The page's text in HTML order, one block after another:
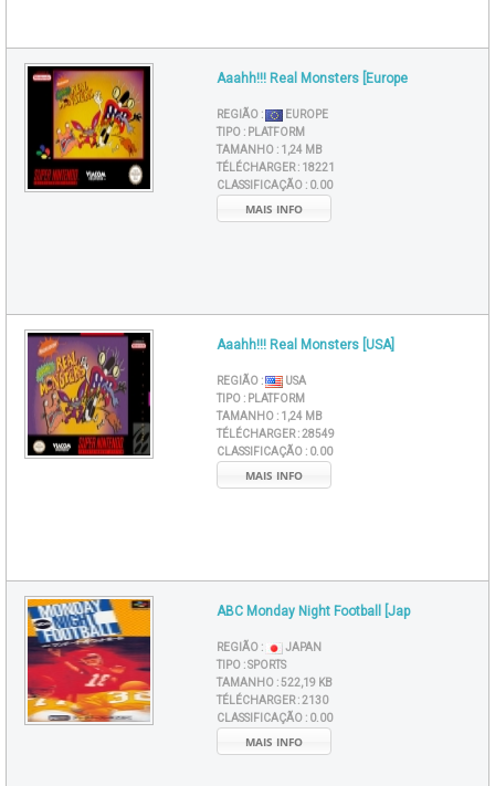
Aaahh!!! Real Monsters [Europe
REGIÃO :
EUROPE
TIPO : PLATFORM
TAMANHO : 1,24 MB
TÉLÉCHARGER : 18221
CLASSIFICAÇÃO : 0.00
MAIS INFO
Aaahh!!! Real Monsters [USA]
REGIÃO :
USA
TIPO : PLATFORM
TAMANHO : 1,24 MB
TÉLÉCHARGER :28549
CLASSIFICAÇÃO : 0.00
MAIS INFO
ABC Monday Night Football [Jap
REGIÃO :
JAPAN
TIPO :SPORTS
TAMANHO :522,19 KB
TÉLÉCHARGER :2130
CLASSIFICAÇÃO : 0.00
MAIS INFO